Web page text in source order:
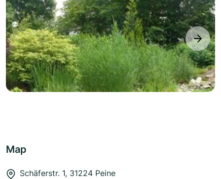
next
Map
Schäferstr. 1, 31224 Peine